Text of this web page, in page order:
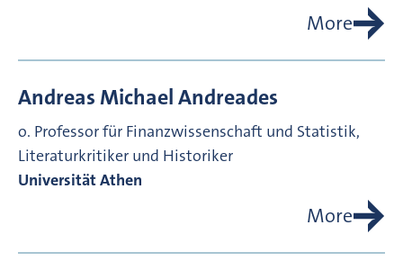
More
Andreas MichaelAndreades
o. Professor für Finanzwissenschaft und Statistik,
Literaturkritiker und Historiker
Universität Athen
More